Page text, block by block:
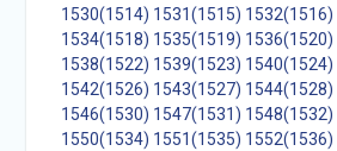
1530(1514) 1531(1515) 1532(1516)
1534(1518) 1535(1519) 1536(1520)
1538(1522) 1539(1523) 1540(1524)
1542(1526) 1543(1527) 1544(1528)
1546(1530) 1547(1531) 1548(1532)
1550(1534) 1551(1535) 1552(1536)